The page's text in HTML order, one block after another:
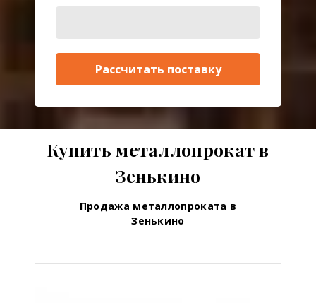
Рассчитать поставку
Купить металлопрокат в
Зенькино
Продажа металлопроката в
Зенькино